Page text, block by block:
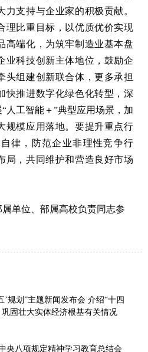
支持与企业家的积极贡献。
理比重目标，以优质优价实现
高端化，为筑牢制造业基本盘
业科技创新主体地位，鼓励企
头组建创新联合体，更多承担
快推进数字化绿色化转型，深
人工智能＋”典型应用场景，加
规模应用落地。要提升重点行
律，防范企业非理性竞争行
局，共同维护和营造良好市场
单位、部属高校负责同志参
规划”主题新闻发布会 介绍“十四
固壮大实体经济根基有关情况
央八项规定精神学习教育总结会